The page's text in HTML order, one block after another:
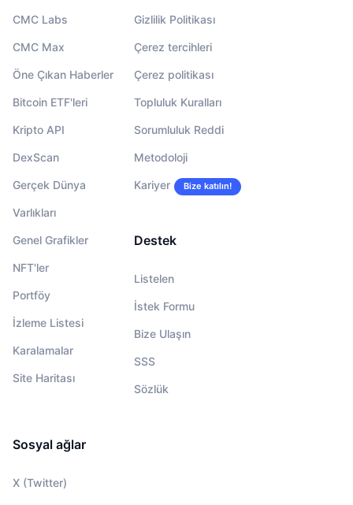
CMC Labs
CMC Max
Öne Çıkan Haberler
Bitcoin ETF'leri
Kripto API
DexScan
Gerçek Dünya
Varlıkları
Genel Grafikler
NFT'ler
Portföy
İzleme Listesi
Karalamalar
Site Haritası
Gizlilik Politikası
Çerez tercihleri
Çerez politikası
Topluluk Kuralları
Sorumluluk Reddi
Metodoloji
Kariyer Bize katılın!
Destek
Listelen
İstek Formu
Bize Ulaşın
SSS
Sözlük
Sosyal ağlar
X (Twitter)